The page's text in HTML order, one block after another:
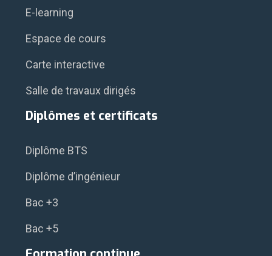
E-learning
Espace de cours
Carte interactive
Salle de travaux dirigés
Diplômes et certificats
Diplôme BTS
Diplôme d’ingénieur
Bac +3
Bac +5